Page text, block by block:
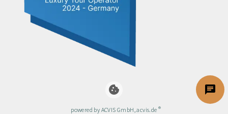
cookie
powered by ACVIS GmbH, acvis.de®
chat